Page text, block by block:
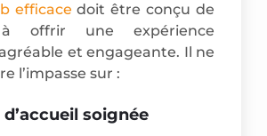
efficace doit être conçu de
offrir une expérience
et engageante. Il ne
l’impasse sur :
soignée